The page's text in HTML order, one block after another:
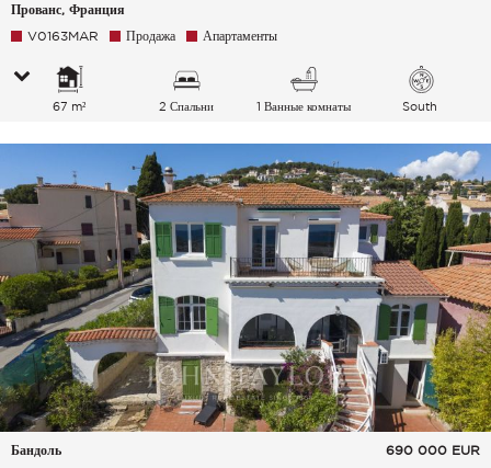
Прованс, Франция
V0163MAR Продажа Апартаменты
67 m² 2 Спальни 1 Ванные комнаты South
Бандоль
690 000 EUR